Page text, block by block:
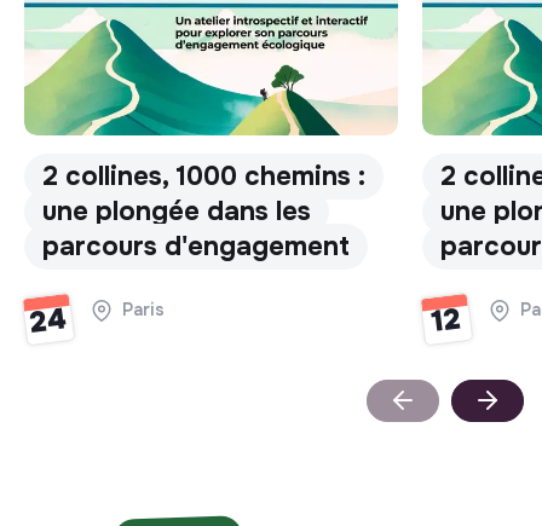
2 collines, 1000 chemins :
une plongée dans les
parcours d'engagement
24 Paris
2
une
12